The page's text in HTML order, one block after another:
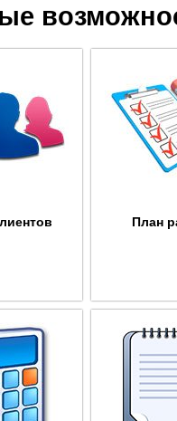
План